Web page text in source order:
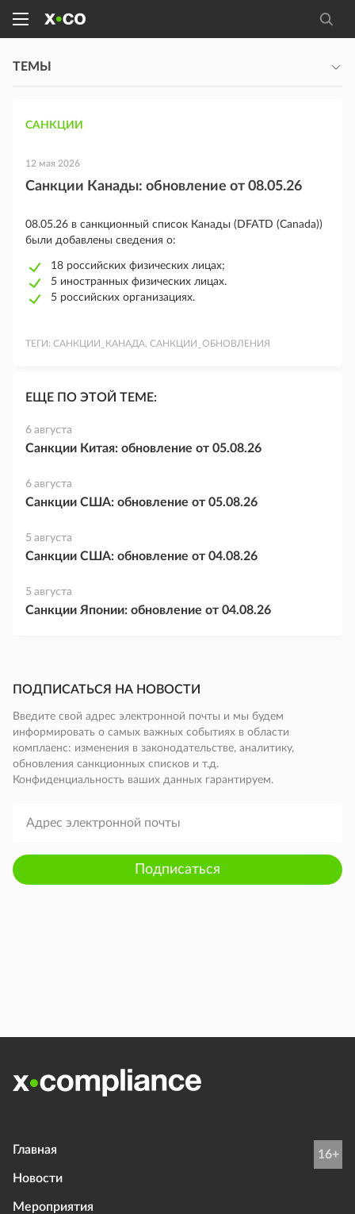
ТЕМЫ
САНКЦИИ
12 мая 2026
Санкции Канады: обновление от 08.05.26
08.05.26 в санкционный список Канады (DFATD (Canada))
были добавлены сведения о:
18 российских физических лицах;
5 иностранных физических лицах.
5 российских организациях.
ТЕГИ: САНКЦИИ_КАНАДА, САНКЦИИ_ОБНОВЛЕНИЯ
ЕЩЕ ПО ЭТОЙ ТЕМЕ:
6 августа
Санкции Китая: обновление от 05.08.26
6 августа
Санкции США: обновление от 05.08.26
5 августа
Санкции США: обновление от 04.08.26
5 августа
Санкции Японии: обновление от 04.08.26
ПОДПИСАТЬСЯ НА НОВОСТИ
Введите свой адрес электронной почты и мы будем
информировать о самых важных событиях в области
комплаенс: изменения в законодательстве, аналитику,
обновления санкционных списков и т.д.
Конфиденциальность ваших данных гарантируем.
Подписаться
Главная
Новости
Мероприятия
16+